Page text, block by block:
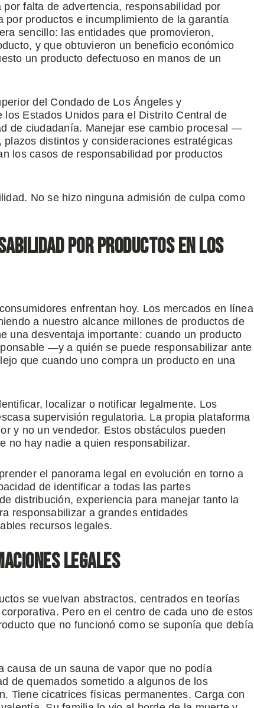
falta de advertencia, responsabilidad por
productos e incumplimiento de la garantía
sencillo: las entidades que promovieron,
y que obtuvieron un beneficio económico
un producto defectuoso en manos de un
del Condado de Los Ángeles y
Estados Unidos para el Distrito Central de
de ciudadanía. Manejar ese cambio procesal —
distintos y consideraciones estratégicas
los casos de responsabilidad por productos
No se hizo ninguna admisión de culpa como
por productos en los
enfrentan hoy. Los mercados en línea
a nuestro alcance millones de productos de
una desventaja importante: cuando un producto
—y a quién se puede responsabilizar ante
que cuando uno compra un producto en una
localizar o notificar legalmente. Los
supervisión regulatoria. La propia plataforma
y no un vendedor. Estos obstáculos pueden
no hay nadie a quien responsabilizar.
el panorama legal en evolución en torno a
de identificar a todas las partes
distribución, experiencia para manejar tanto la
responsabilizar a grandes entidades
recursos legales.
legales
se vuelvan abstractos, centrados en teorías
Pero en el centro de cada uno de estos
que no funcionó como se suponía que debía
causa de un sauna de vapor que no podía
de quemados sometido a algunos de los
Tiene cicatrices físicas permanentes. Carga con